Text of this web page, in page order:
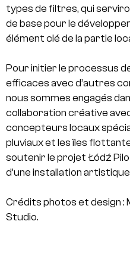
types de filtres, qui
de base pour le
élément clé de la partie
Pour initier le processus
efficaces avec d’autres
nous sommes engagés
collaboration créative
concepteurs locaux
pluviaux et les îles
soutenir le projet Łódź
d’une installation
Crédits photos et design :
Studio.